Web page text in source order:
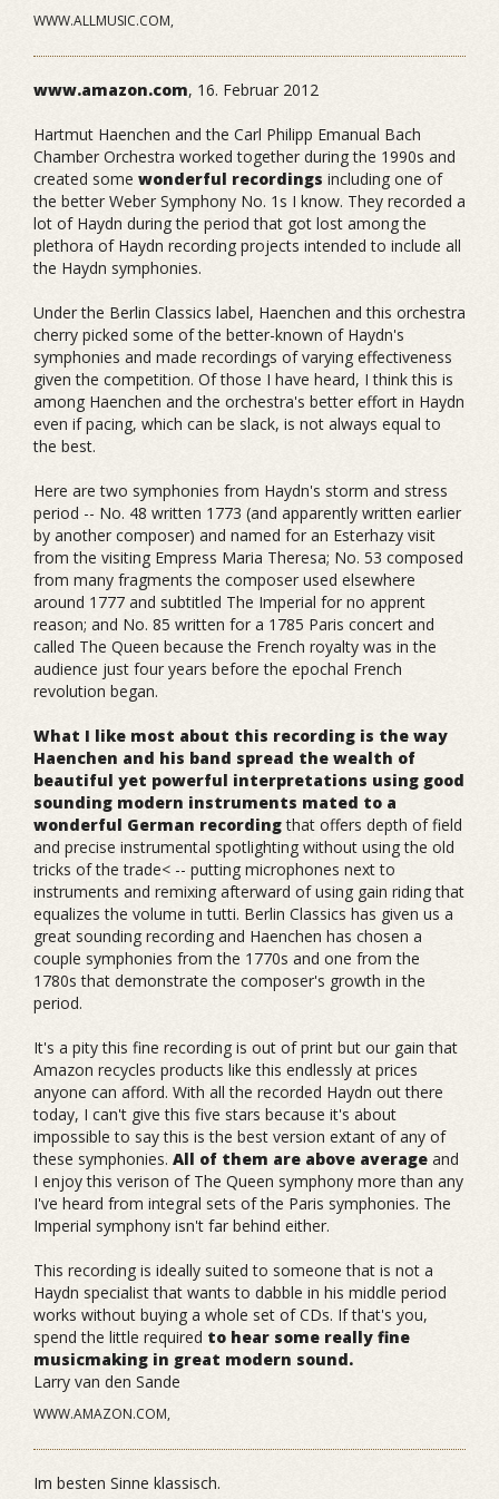
WWW.ALLMUSIC.COM,
www.amazon.com, 16. Februar 2012
Hartmut Haenchen and the Carl Philipp Emanual Bach
Chamber Orchestra worked together during the 1990s and
created some wonderful recordings including one of
the better Weber Symphony No. 1s I know. They recorded a
lot of Haydn during the period that got lost among the
plethora of Haydn recording projects intended to include all
the Haydn symphonies.
Under the Berlin Classics label, Haenchen and this orchestra
cherry picked some of the better-known of Haydn's
symphonies and made recordings of varying effectiveness
given the competition. Of those I have heard, I think this is
among Haenchen and the orchestra's better effort in Haydn
even if pacing, which can be slack, is not always equal to
the best.
Here are two symphonies from Haydn's storm and stress
period -- No. 48 written 1773 (and apparently written earlier
by another composer) and named for an Esterhazy visit
from the visiting Empress Maria Theresa; No. 53 composed
from many fragments the composer used elsewhere
around 1777 and subtitled The Imperial for no apprent
reason; and No. 85 written for a 1785 Paris concert and
called The Queen because the French royalty was in the
audience just four years before the epochal French
revolution began.
What I like most about this recording is the way
Haenchen and his band spread the wealth of
beautiful yet powerful interpretations using good
sounding modern instruments mated to a
wonderful German recordingthat offers depth of field
and precise instrumental spotlighting without using the old
tricks of the trade< -- putting microphones next to
instruments and remixing afterward of using gain riding that
equalizes the volume in tutti. Berlin Classics has given us a
great sounding recording and Haenchen has chosen a
couple symphonies from the 1770s and one from the
1780s that demonstrate the composer's growth in the
period.
It's a pity this fine recording is out of print but our gain that
Amazon recycles products like this endlessly at prices
anyone can afford. With all the recorded Haydn out there
today, I can't give this five stars because it's about
impossible to say this is the best version extant of any of
these symphonies. All of them are above average and
I enjoy this verison of The Queen symphony more than any
I've heard from integral sets of the Paris symphonies. The
Imperial symphony isn't far behind either.
This recording is ideally suited to someone that is not a
Haydn specialist that wants to dabble in his middle period
works without buying a whole set of CDs. If that's you,
spend the little required to hear some really fine
musicmaking in great modern sound.
Larry van den Sande
WWW.AMAZON.COM,
Im besten Sinne klassisch.